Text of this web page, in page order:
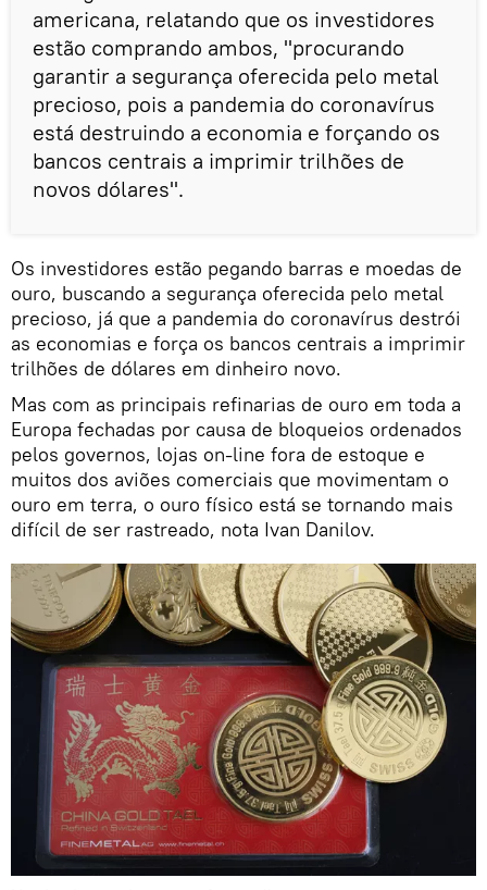
americana, relatando que os investidores
estão comprando ambos, "procurando
garantir a segurança oferecida pelo metal
precioso, pois a pandemia do coronavírus
está destruindo a economia e forçando os
bancos centrais a imprimir trilhões de
novos dólares".
Os investidores estão pegando barras e moedas de
ouro, buscando a segurança oferecida pelo metal
precioso, já que a pandemia do coronavírus destrói
as economias e força os bancos centrais a imprimir
trilhões de dólares em dinheiro novo.
Mas com as principais refinarias de ouro em toda a
Europa fechadas por causa de bloqueios ordenados
pelos governos, lojas on-line fora de estoque e
muitos dos aviões comerciais que movimentam o
ouro em terra, o ouro físico está se tornando mais
difícil de ser rastreado, nota Ivan Danilov.